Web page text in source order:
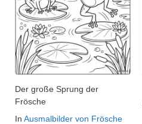
Der große Sprung der
Frösche
In Ausmalbilder von Frösche